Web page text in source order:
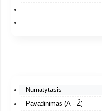
Numatytasis
Pavadinimas (A - Ž)